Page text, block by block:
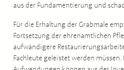
aus der Fundamentierung und
Für die Erhaltung der Grabmale
Fortsetzung der ehrenamtlichen
aufwändigere
Fachleute geleistet werden